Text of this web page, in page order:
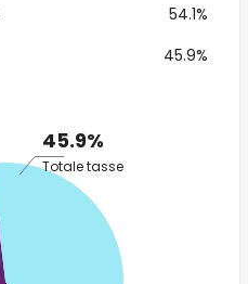
54.1%
45.9%
45.9%
Totale tasse